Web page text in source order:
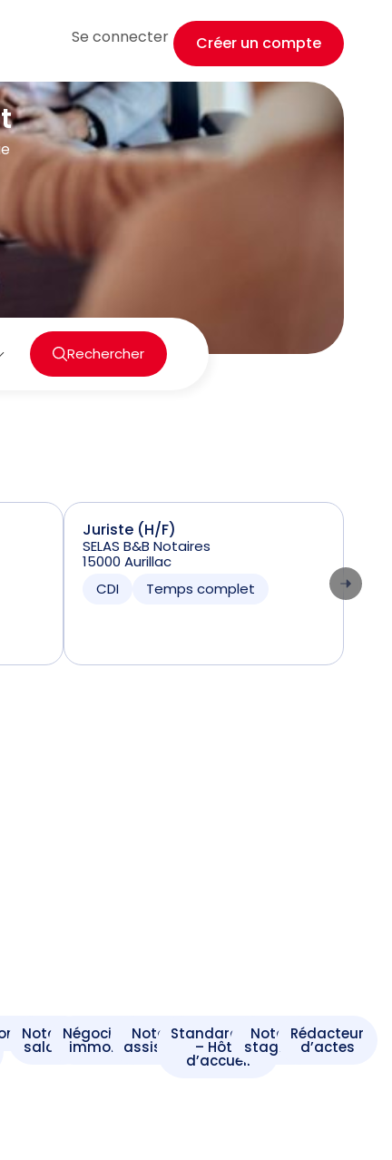
Se connecter Créer un compte
Rechercher
Juriste (H/F)
SELAS B&B Notaires
15000 Aurillac
CDI
Temps complet
Notaire
salarié
Négociateur
immobilier
Notaire
assistant
Standardiste
– Hôte
d’accueil
Notaire
stagiaire
Rédacteur
d’actes